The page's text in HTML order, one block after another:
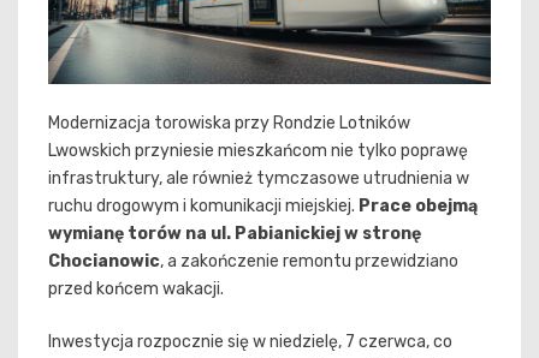
Modernizacja torowiska przy Rondzie Lotników
Lwowskich przyniesie mieszkańcom nie tylko poprawę
infrastruktury, ale również tymczasowe utrudnienia w
ruchu drogowym i komunikacji miejskiej. Prace obejmą
wymianę torów na ul. Pabianickiej w stronę
Chocianowic, a zakończenie remontu przewidziano
przed końcem wakacji.
Inwestycja rozpocznie się w niedzielę, 7 czerwca, co